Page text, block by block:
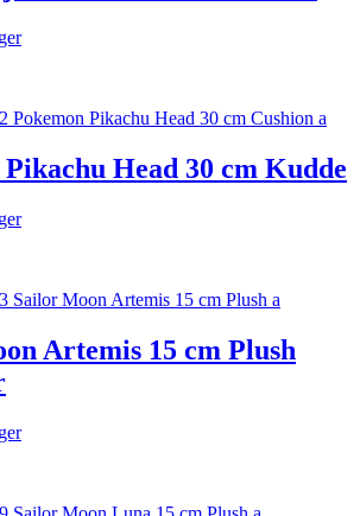
Head 30 cm Kudde
Artemis 15 cm Plush